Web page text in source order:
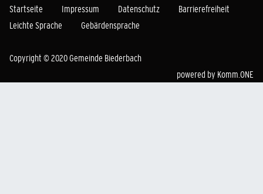
Startseite Impressum Datenschutz
Barrierefreiheit
Leichte Sprache
Gebärdensprache
Copyright © 2020 Gemeinde Biederbach
powered by Komm.ONE